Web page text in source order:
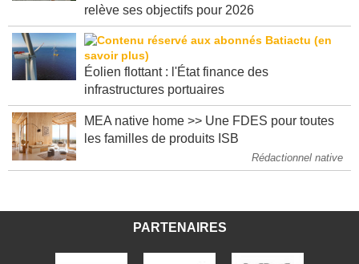
relève ses objectifs pour 2026
Éolien flottant : l'État finance des
infrastructures portuaires
MEA native home >> Une FDES pour toutes
les familles de produits ISB
Rédactionnel native
PARTENAIRES